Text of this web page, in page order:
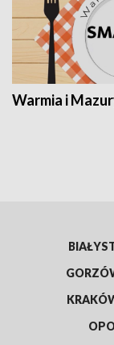
Warmia i